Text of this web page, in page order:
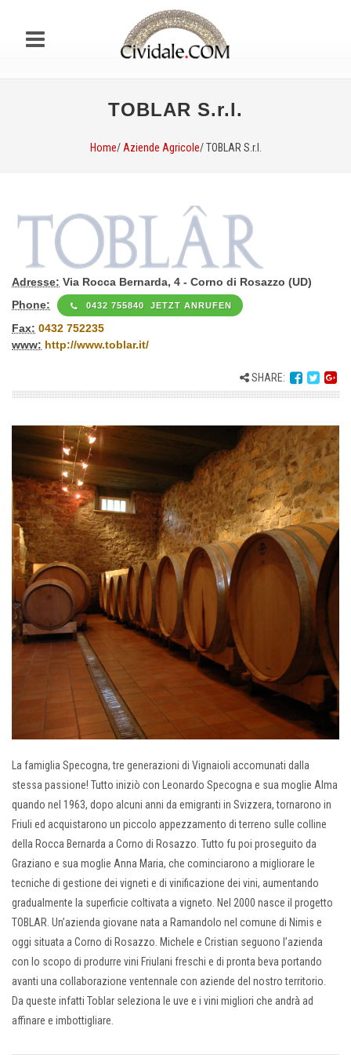
TOBLAR S.r.l.
Home/ Aziende Agricole/ TOBLAR S.r.l.
Adresse: Via Rocca Bernarda, 4 - Corno di Rosazzo (UD)
Phone:
0432 755840 JETZT ANRUFEN
Fax: 0432 752235
www: http://www.toblar.it/
SHARE:
La famiglia Specogna, tre generazioni di Vignaioli accomunati dalla
stessa passione! Tutto iniziò con Leonardo Specogna e sua moglie Alma
quando nel 1963, dopo alcuni anni da emigranti in Svizzera, tornarono in
Friuli ed acquistarono un piccolo appezzamento di terreno sulle colline
della Rocca Bernarda a Corno di Rosazzo. Tutto fu poi proseguito da
Graziano e sua moglie Anna Maria, che cominciarono a migliorare le
tecniche di gestione dei vigneti e di vinificazione dei vini, aumentando
gradualmente la superficie coltivata a vigneto. Nel 2000 nasce il progetto
TOBLAR. Un’azienda giovane nata a Ramandolo nel comune di Nimis e
oggi situata a Corno di Rosazzo. Michele e Cristian seguono l’azienda
con lo scopo di produrre vini Friulani freschi e di pronta beva portando
avanti una collaborazione ventennale con aziende del nostro territorio.
Da queste infatti Toblar seleziona le uve e i vini migliori che andrà ad
affinare e imbottigliare.